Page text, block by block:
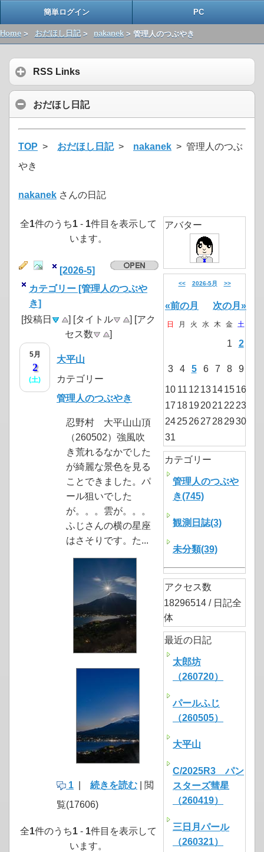
簡単ログイン PC
Home > おだほし日記> nakanek > 管理人のつぶやき
RSS Links
おだほし日記
TOP > おだほし日記> nakanek > 管理人のつぶ
やき
nakanek さんの日記
全1件のうち1 - 1件目を表示して
います。
[2026-5]
カテゴリー [管理人のつぶや
き]
[投稿日
] [タイトル
] [アク
セス数
]
5月
2
(土)
大平山
カテゴリー
管理人のつぶやき
忍野村 大平山山頂
（260502）強風吹
き荒れるなかでした
が綺麗な景色を見る
ことできました。パ
ール狙いでした
が。。。雲が。。。
ふじさんの横の星座
はさそりです。た...
1 続きを読む | 閲
覧(17606)
全1件のうち1 - 1件目を表示して
います。
アバター
<< 2026-5月 >>
«前の月 次の月»
日 月 火 水 木 金 土
1 2
3 4 5 6 7 8 9
10 11 12 13141516
17 18192021 22 23
24252627 282930
31
カテゴリー
管理人のつぶや
き(745)
観測日誌(3)
未分類(39)
アクセス数
18296514 / 日記全
体
最近の日記
太郎坊
（260720）
パールふじ
（260505）
大平山
C/2025R3 パン
スターズ彗星
（260419）
三日月パール
（260321）